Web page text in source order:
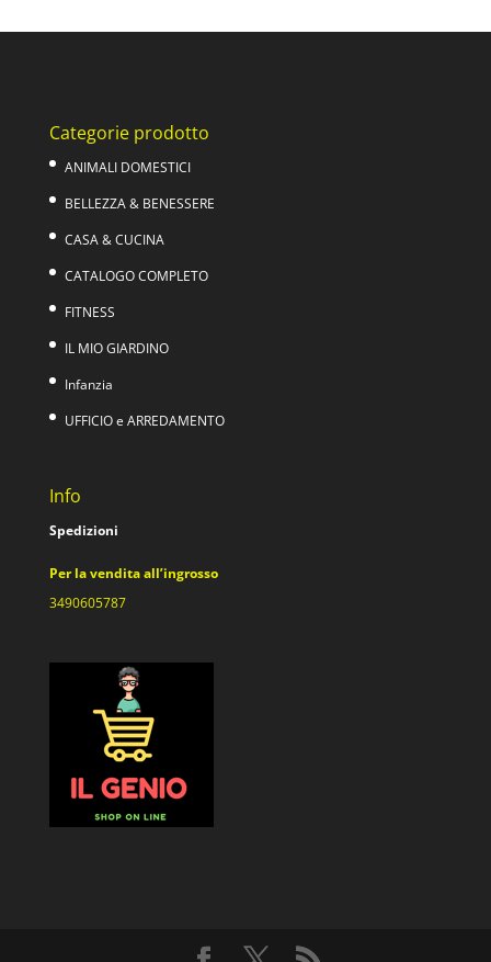
era:
è:
Categorie prodotto
ANIMALI DOMESTICI
BELLEZZA & BENESSERE
CASA & CUCINA
CATALOGO COMPLETO
FITNESS
IL MIO GIARDINO
Infanzia
UFFICIO e ARREDAMENTO
Info
Spedizioni
Per la vendita all’ingrosso
3490605787